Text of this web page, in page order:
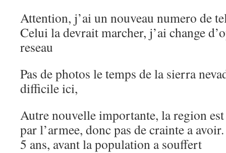
Attention, j’ai un nouveau numero de
Celui la devrait marcher, j’ai change
reseau
Pas de photos le temps de la sierra
difficile ici,
Autre nouvelle importante, la region
par l’armee, donc pas de crainte a
5 ans, avant la population a souffert